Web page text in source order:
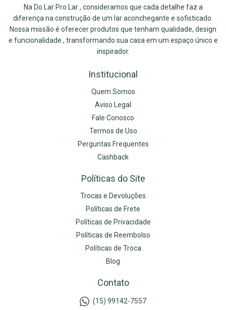
Na Do Lar Pro Lar , consideramos que cada detalhe faz a
diferença na construção de um lar aconchegante e sofisticado.
Nossa missão é oferecer produtos que tenham qualidade, design
e funcionalidade , transformando sua casa em um espaço único e
inspirador.
Institucional
Quem Somos
Aviso Legal
Fale Conosco
Termos de Uso
Perguntas Frequentes
Cashback
Políticas do Site
Trocas e Devoluções
Políticas de Frete
Políticas de Privacidade
Políticas de Reembolso
Políticas de Troca
Blog
Contato
(15) 99142-7557